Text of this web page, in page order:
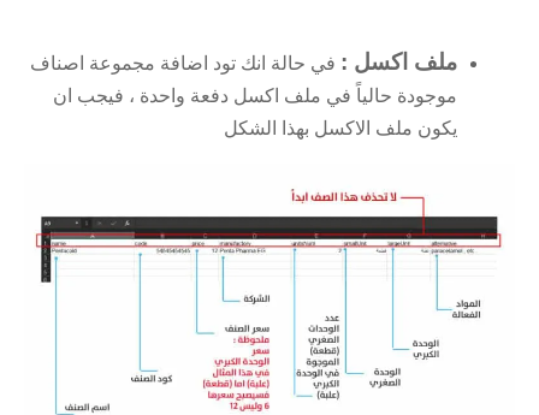
ملف اكسل : في حالة انك تود اضافة مجموعة اصناف
موجودة حالياً في ملف اكسل دفعة واحدة ، فيجب ان
يكون ملف الاكسل بهذا الشكل